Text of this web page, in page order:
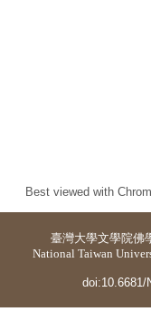
Best viewed with
臺灣大學文學院佛
National Taiwan
doi:10.6681/